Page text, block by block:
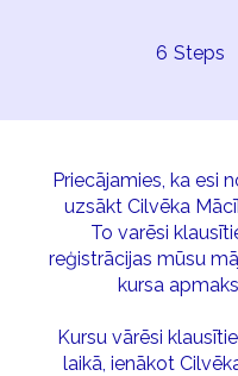
6 Steps
Priecājamies, ka esi
uzsākt Cilvēka
To varēsi
reģistrācijas mūsu
kursa
Kursu vārēsi
laikā, ienākot